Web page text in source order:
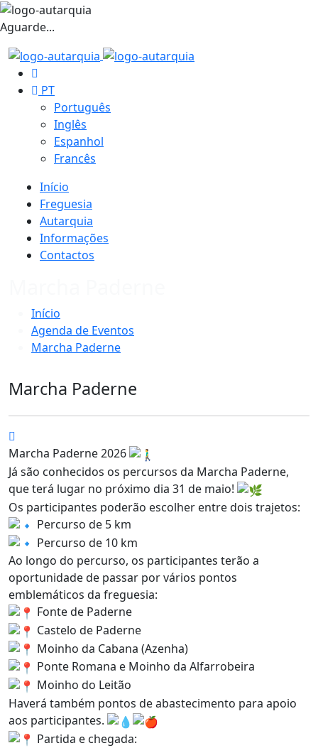
Aguarde...
PT
Português
Inglês
Espanhol
Francês
Início
Freguesia
Autarquia
Informações
Contactos
Início
Agenda de Eventos
Marcha Paderne
Marcha Paderne
Marcha Paderne 2026
Já são conhecidos os percursos da Marcha Paderne,
que terá lugar no próximo dia 31 de maio!
Os participantes poderão escolher entre dois trajetos:
Percurso de 5 km
Percurso de 10 km
Ao longo do percurso, os participantes terão a
oportunidade de passar por vários pontos
emblemáticos da freguesia:
Fonte de Paderne
Castelo de Paderne
Moinho da Cabana (Azenha)
Ponte Romana e Moinho da Alfarrobeira
Moinho do Leitão
Haverá também pontos de abastecimento para apoio
aos participantes.
Partida e chegada: